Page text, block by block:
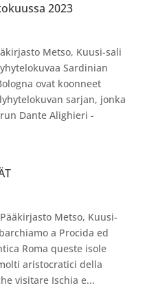
2023
Metso, Kuusi-sali
Sardinian
ovat koonneet
sarjan, jonka
Dante Alighieri -
Metso, Kuusi-
a Procida ed
Roma queste isole
aristocratici della
visitare Ischia e...